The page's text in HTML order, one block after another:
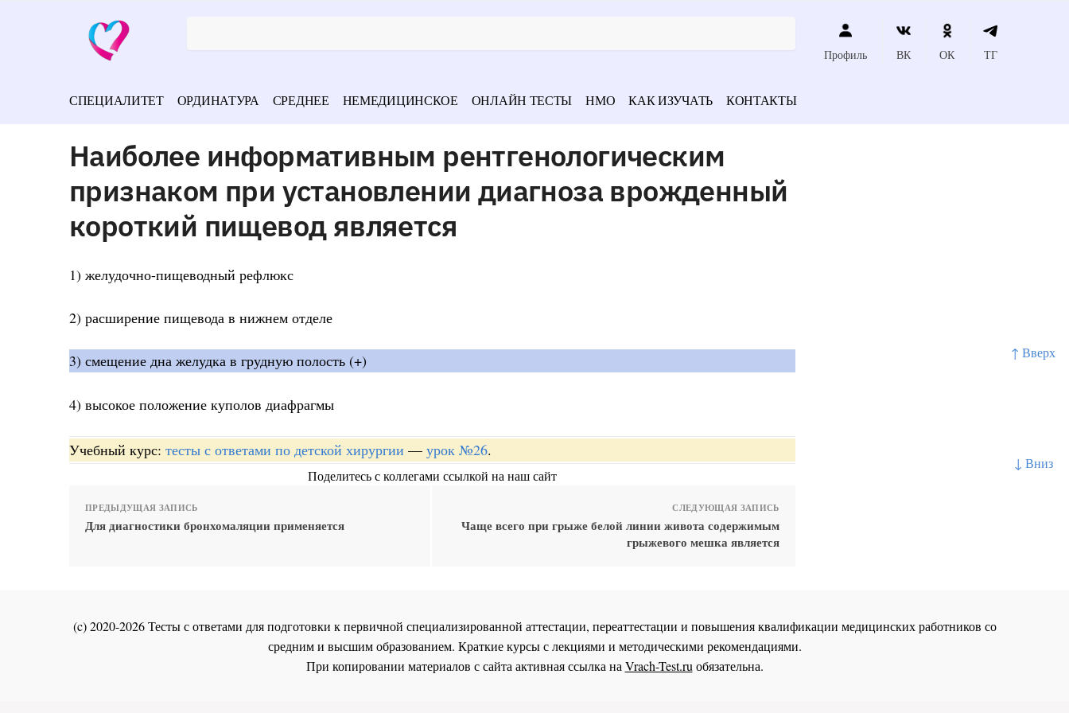
↑ Вверх
↓ Вниз
Профиль ВК ОК ТГ
СПЕЦИАЛИТЕТ ОРДИНАТУРА СРЕДНЕЕ НЕМЕДИЦИНСКОЕ ОНЛАЙН ТЕСТЫ НМО КАК ИЗУЧАТЬ КОНТАКТЫ
Наиболее информативным рентгенологическим
признаком при установлении диагноза врожденный
короткий пищевод является
1) желудочно-пищеводный рефлюкс
2) расширение пищевода в нижнем отделе
3) смещение дна желудка в грудную полость (+)
4) высокое положение куполов диафрагмы
Учебный курс: тесты с ответами по детской хирургии — урок №26.
Поделитесь с коллегами ссылкой на наш сайт
ПРЕДЫДУЩАЯ ЗАПИСЬ
Для диагностики бронхомаляции применяется
СЛЕДУЮЩАЯ ЗАПИСЬ
Чаще всего при грыже белой линии живота содержимым
грыжевого мешка является
(c) 2020-2026 Тесты с ответами для подготовки к первичной специализированной аттестации, переаттестации и повышения квалификации медицинских работников со
средним и высшим образованием. Краткие курсы с лекциями и методическими рекомендациями.
При копировании материалов с сайта активная ссылка наVrach-Test.ruобязательна.